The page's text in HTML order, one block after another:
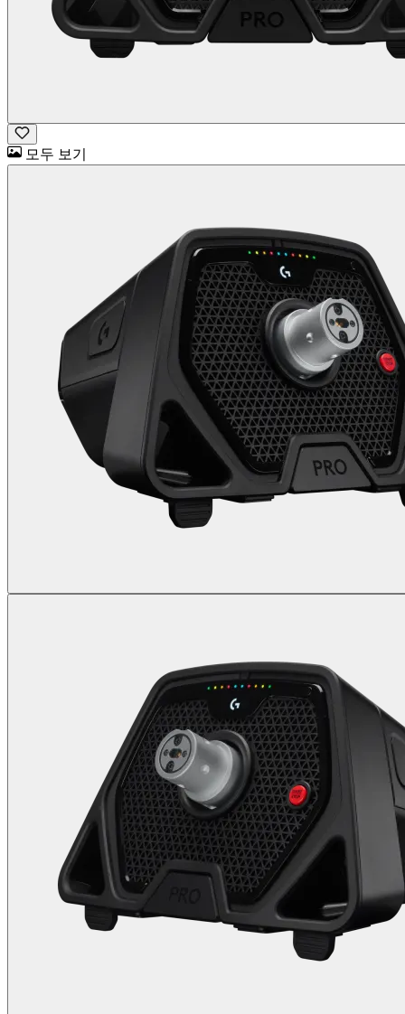
모두 보기